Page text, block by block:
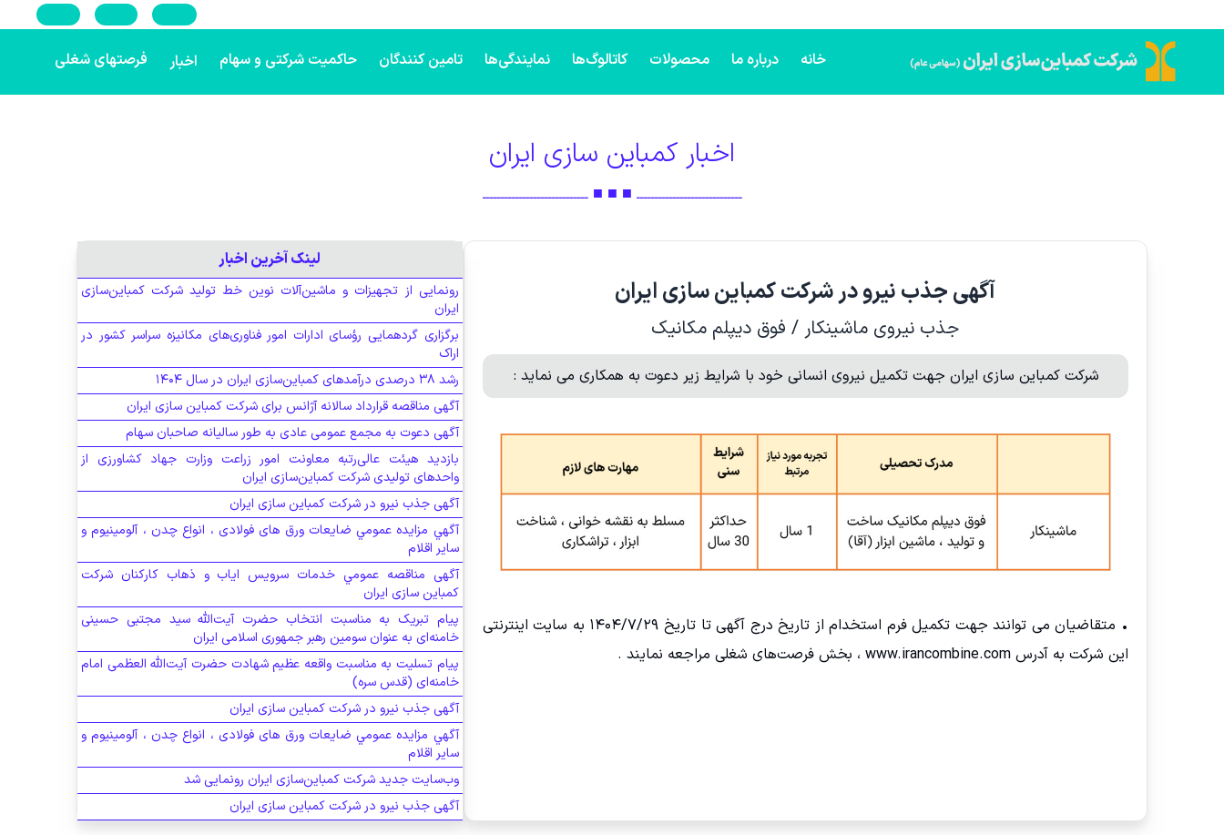
خانه درباره ما محصولات کاتالوگ‌ها نمایندگی‌ها تامین کنندگان حاکمیت شرکتی و سهام اخبار فرصتهای شغلی
اخبار کمباین سازی ایران
ـــــــــــــــــــــــــــــ ■ ■ ■ ـــــــــــــــــــــــــــــ
آگهی جذب نیرو در شرکت کمباین سازی ایران
جذب نیروی ماشینکار / فوق دیپلم مکانیک
شرکت کمباین سازی ایران جهت تکمیل نیروی انسانی خود با شرایط زیر دعوت به همکاری می نماید :
• متقاضیان می توانند جهت تکمیل فرم استخدام از تاریخ درج آگهی تا تاریخ ۱۴۰۴/۷/۲۹ به سایت اینترنتی
این شرکت به آدرس www.irancombine.com ، بخش فرصت‌های شغلی مراجعه نمایند .
لینک آخرین اخبار
رونمایی از تجهیزات و ماشین‌آلات نوین خط تولید شرکت کمباین‌سازی
ایران
برگزاری گردهمایی رؤسای ادارات امور فناوری‌های مکانیزه سراسر کشور در
اراک
رشد ۳۸ درصدی درآمدهای کمباین‌سازی ایران در سال ۱۴۰۴
آگهی مناقصه قرارداد سالانه آژانس برای شرکت کمباین سازی ایران
آگهی دعوت به مجمع عمومی عادی به طور سالیانه صاحبان سهام
بازدید هیئت عالی‌رتبه معاونت امور زراعت وزارت جهاد کشاورزی از
واحدهای تولیدی شرکت کمباین‌سازی ایران
آگهی جذب نیرو در شرکت کمباین سازی ایران
آگهي مزايده عمومي ضایعات ورق های فولادی ، انواع چدن ، آلومینیوم و
سایر اقلام
آگهی مناقصه عمومي خدمات سرويس اياب و ذهاب كاركنان شرکت
کمباین سازی ایران
پیام تبریک به مناسبت انتخاب حضرت آیت‌الله سید مجتبی حسینی
خامنه‌ای به عنوان سومین رهبر جمهوری اسلامی ایران
پیام تسلیت به مناسبت واقعه عظیم شهادت حضرت آیت‌الله العظمی امام
خامنه‌ای (قدس سره)
آگهی جذب نیرو در شرکت کمباین سازی ایران
آگهي مزايده عمومي ضایعات ورق های فولادی ، انواع چدن ، آلومینیوم و
سایر اقلام
وب‌سایت جدید شرکت کمباین‌سازی ایران رونمایی شد
آگهی جذب نیرو در شرکت کمباین سازی ایران